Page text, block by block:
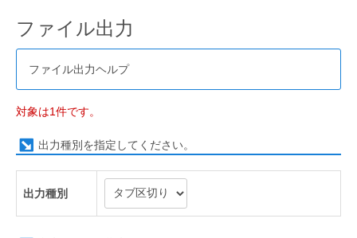
ファイル出力
ファイル出力ヘルプ
対象は1件です。
出力種別を指定してください。
出力種別